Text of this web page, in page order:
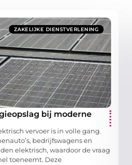
ZAKELIJKE DIENSTVERLENING
bij moderne
vervoer is in volle gang.
bedrijfswagens en
elektrisch, waardoor de vraag
toeneemt. Deze